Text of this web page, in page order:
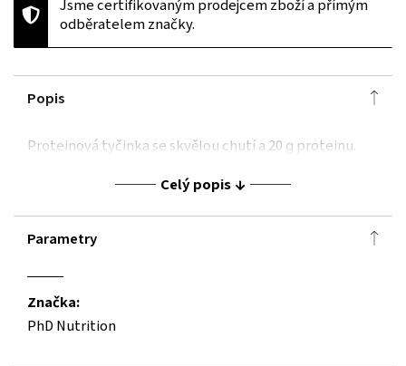
Jsme certifikovaným prodejcem zboží a přímým
odběratelem značky.
Popis
Proteinová tyčinka se skvělou chutí a 20 g proteinu.
Celý popis
Parametry
Značka:
PhD Nutrition